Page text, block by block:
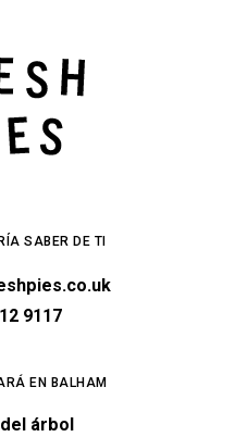
SABER DE TI
9117
EN BALHAM
árbol